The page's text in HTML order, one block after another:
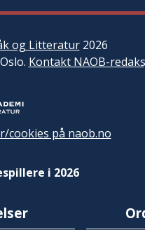
og Litteratur2026
Kontakt NAOB-
cookies på naob.no
i 2026